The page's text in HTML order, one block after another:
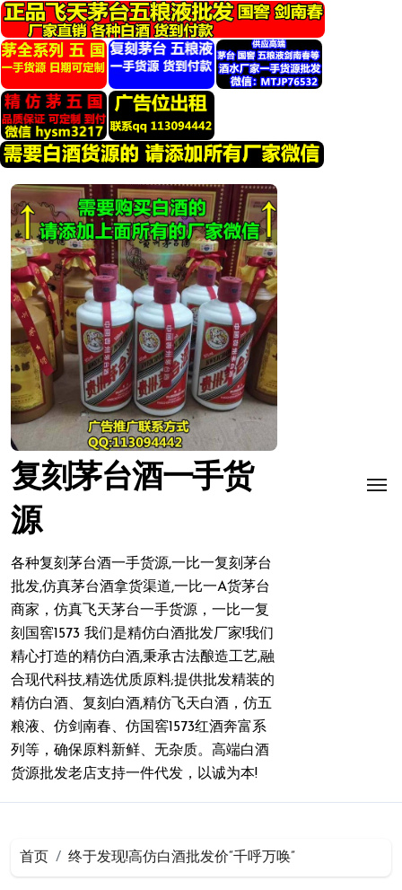
转
到
内
容
复刻茅台酒一手货
源
各种复刻茅台酒一手货源,一比一复刻茅台
批发,仿真茅台酒拿货渠道,一比一A货茅台
商家，仿真飞天茅台一手货源，一比一复
刻国窖1573 我们是精仿白酒批发厂家!我们
精心打造的精仿白酒,秉承古法酿造工艺,融
合现代科技,精选优质原料;提供批发精装的
精仿白酒、复刻白酒,精仿飞天白酒，仿五
粮液、仿剑南春、仿国窖1573红酒奔富系
列等，确保原料新鲜、无杂质。高端白酒
货源批发老店支持一件代发，以诚为本!
首页 终于发现!高仿白酒批发价“千呼万唤”